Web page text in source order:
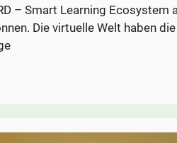
– Smart Learning Ecosystem
Die virtuelle Welt haben